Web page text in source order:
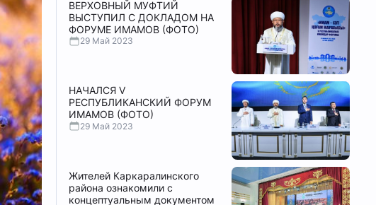
ВЕРХОВНЫЙ МУФТИЙ
ВЫСТУПИЛ С ДОКЛАДОМ НА
ФОРУМЕ ИМАМОВ (ФОТО)
29 Май 2023
НАЧАЛСЯ V
РЕСПУБЛИКАНСКИЙ ФОРУМ
ИМАМОВ (ФОТО)
29 Май 2023
Жителей Каркаралинского
района ознакомили с
концептуальным документом